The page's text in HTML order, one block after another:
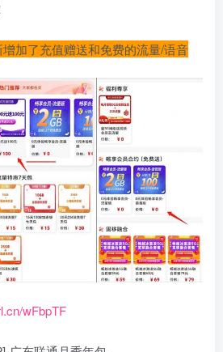
加了充值赠送和免费的流量/语音
wFbpTF